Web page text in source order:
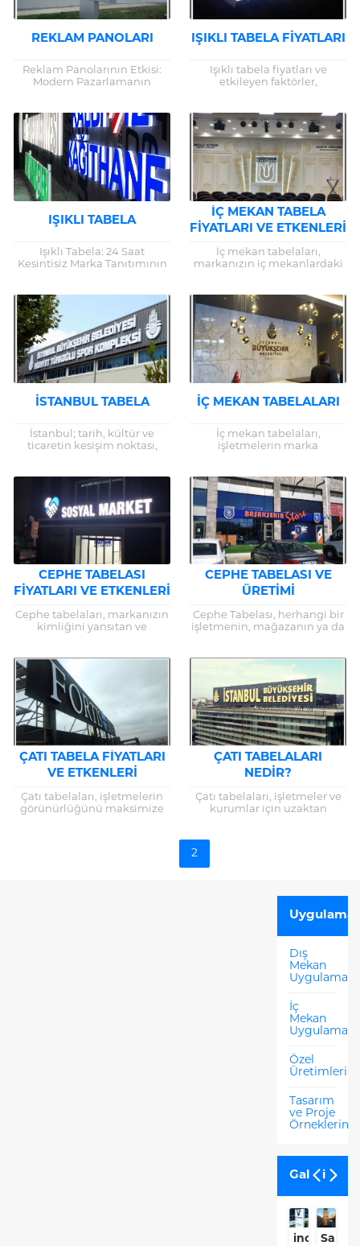
REKLAM PANOLARI
Reklam Panolarının Etkisi:
Modern Pazarlamanın
kitleleriyle iletişim
kurmasında etkili bir araç
olmaya devam ediyor....
IŞIKLI TABELA FIYATLARI
Işıklı tabela fiyatları ve
etkileyen faktörler,
rol oynar. Etkili bir ışıklı
tabela, işletmenizin
markasını...
IŞIKLI TABELA
Işıklı Tabela: 24 Saat
Kesintisiz Marka Tanıtımının
piyasada ayakta kalabilmesi
ve rekabette öne çıkabilmesi
için...
İÇ MEKAN TABELA
FIYATLARI VE ETKENLERI
İç mekan tabelaları,
markanızın iç mekanlardaki
İşletmenizin iç
dekorasyonuyla uyumlu,
kaliteli ve estetik...
İSTANBUL TABELA
İstanbul; tarih, kültür ve
ticaretin kesişim noktası,
dinamik şehirde işletmeler,
yoğun rekabet içinde var...
İÇ MEKAN TABELALARI
İç mekan tabelaları,
işletmelerin marka
yönlendirme yapmak ve
kurumsal kimliklerini
güçlendirmek amacıyla
kullandıkları önemli görsel...
CEPHE TABELASI
FIYATLARI VE ETKENLERI
Cephe tabelaları, markanızın
kimliğini yansıtan ve
öneme sahip dış mekan
reklam araçlarıdır. Bu görsel
unsurlar,...
CEPHE TABELASI VE
ÜRETIMI
Cephe Tabelası, herhangi bir
işletmenin, mağazanın ya da
işletmeyi temsil eden görsel...
ÇATI TABELA FIYATLARI
VE ETKENLERI
Çatı tabelaları, işletmelerin
görünürlüğünü maksimize
ÇATI TABELALARI
NEDIR?
Çatı tabelaları, işletmeler ve
kurumlar için uzaktan
2
Dış
Mekan
İç
Mekan
Özel
Tasarım
ve Proje
Galeri
inovenso